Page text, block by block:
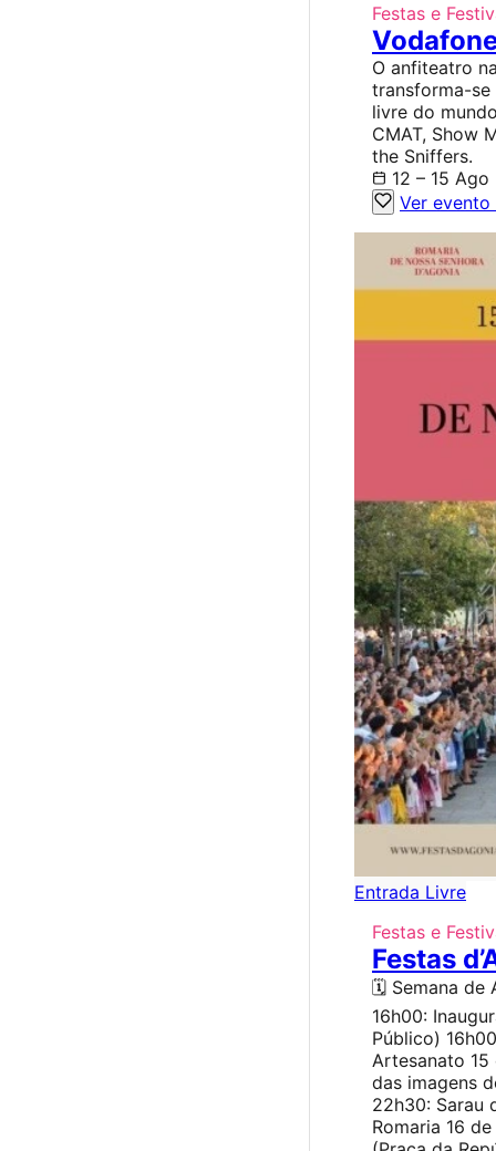
Festas e
O anfiteatro
transforma-se
livre do
CMAT, Show
the Sniffers.
12 – 15 Ago
Ver
Entrada Livre
Festas e
Festas
🗓️ Semana de
16h00:
Público)
Artesanato
das imagens
22h30: Sarau
Romaria 16